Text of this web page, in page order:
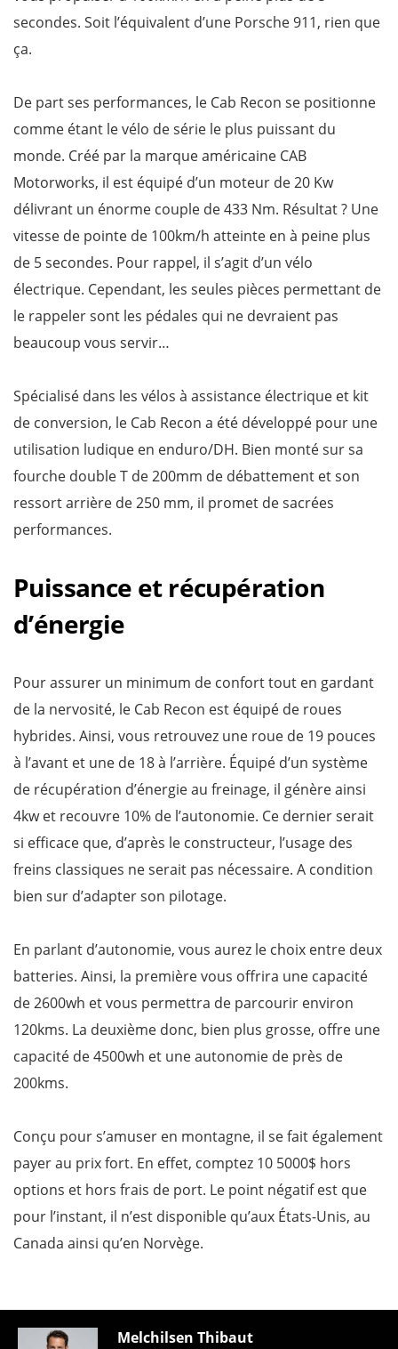
secondes. Soit l’équivalent d’une Porsche 911, rien que
ça.
De part ses performances, le Cab Recon se positionne
comme étant le vélo de série le plus puissant du
monde. Créé par la marque américaine CAB
Motorworks, il est équipé d’un moteur de 20 Kw
délivrant un énorme couple de 433 Nm. Résultat ? Une
vitesse de pointe de 100km/h atteinte en à peine plus
de 5 secondes. Pour rappel, il s’agit d’un vélo
électrique. Cependant, les seules pièces permettant de
le rappeler sont les pédales qui ne devraient pas
beaucoup vous servir…
Spécialisé dans les vélos à assistance électrique et kit
de conversion, le Cab Recon a été développé pour une
utilisation ludique en enduro/DH. Bien monté sur sa
fourche double T de 200mm de débattement et son
ressort arrière de 250 mm, il promet de sacrées
performances.
Puissance et récupération
d’énergie
Pour assurer un minimum de confort tout en gardant
de la nervosité, le Cab Recon est équipé de roues
hybrides. Ainsi, vous retrouvez une roue de 19 pouces
à l’avant et une de 18 à l’arrière. Équipé d’un système
de récupération d’énergie au freinage, il génère ainsi
4kw et recouvre 10% de l’autonomie. Ce dernier serait
si efficace que, d’après le constructeur, l’usage des
freins classiques ne serait pas nécessaire. A condition
bien sur d’adapter son pilotage.
En parlant d’autonomie, vous aurez le choix entre deux
batteries. Ainsi, la première vous offrira une capacité
de 2600wh et vous permettra de parcourir environ
120kms. La deuxième donc, bien plus grosse, offre une
capacité de 4500wh et une autonomie de près de
200kms.
Conçu pour s’amuser en montagne, il se fait également
payer au prix fort. En effet, comptez 10 5000$ hors
options et hors frais de port. Le point négatif est que
pour l’instant, il n’est disponible qu’aux États-Unis, au
Canada ainsi qu’en Norvège.
Melchilsen Thibaut